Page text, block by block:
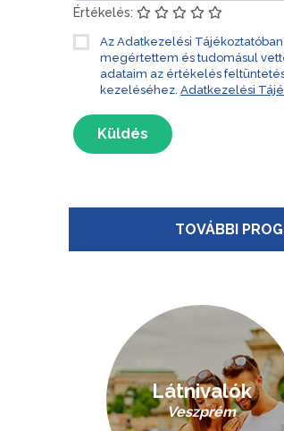
Értékelés:
Az Adatkezelési
megértettem és tudomásul
adataim az értékelés
kezeléséhez. Adatkezelési
Küldés
TOVÁBBI
Látnivalók
Veszprém